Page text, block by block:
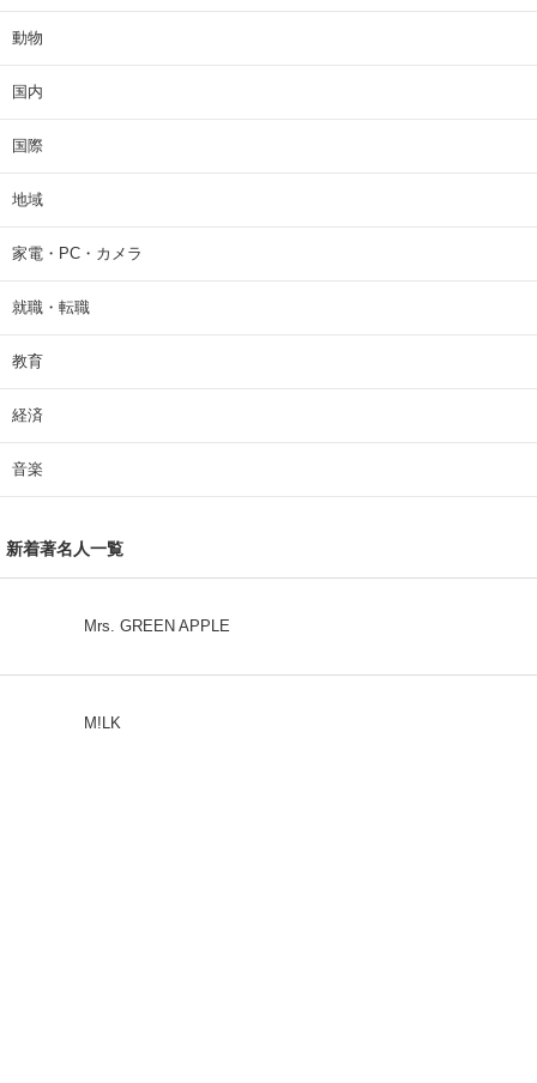
動物
国内
国際
地域
家電・PC・カメラ
就職・転職
教育
経済
音楽
新着著名人一覧
Mrs. GREEN APPLE
M!LK